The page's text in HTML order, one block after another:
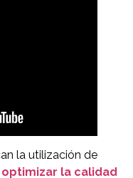
la utilización de
optimizar la calidad